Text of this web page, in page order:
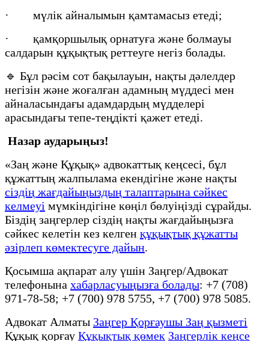
· мүлік айналымын қамтамасыз етеді;
· қамқоршылық орнатуға және болмауы
салдарын құқықтық реттеуге негіз болады.
🔹 Бұл рәсім сот бақылауын, нақты дәлелдер
негізін және жоғалған адамның мүддесі мен
айналасындағы адамдардың мүдделері
арасындағы тепе-теңдікті қажет етеді.
Назар аударыңыз!
«Заң және Құқық» адвокаттық кеңсесі, бұл
құжаттың жалпылама екендігіне және нақты
сіздің жағдайыңыздың талаптарына сәйкес
келмеуі мүмкіндігіне көңіл бөлуіңізді сұрайды.
Біздің заңгерлер сіздің нақты жағдайыңызға
сәйкес келетін кез келген құқықтық құжатты
әзірлеп көмектесуге дайын.
Қосымша ақпарат алу үшін Заңгер/Адвокат
телефонына хабарласуыңызға болады: +7 (708)
971-78-58; +7 (700) 978 5755, +7 (700) 978 5085.
Адвокат Алматы Заңгер Қорғаушы Заң қызметі
Құқық қорғау Құқықтық қөмек Заңгерлік кеңсе